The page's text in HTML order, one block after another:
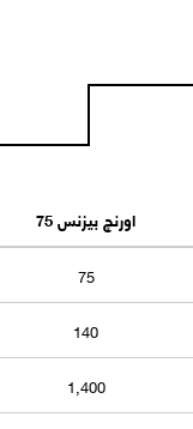
اورنچ بيزنس 75
75
140
1,400